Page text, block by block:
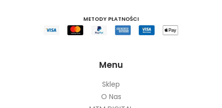
METODY PŁATNOŚCI
Menu
Sklep
O Nas